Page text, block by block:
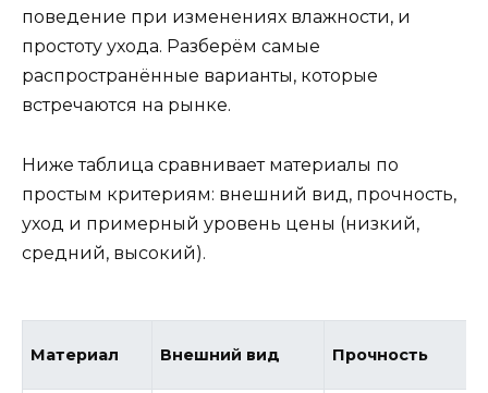
поведение при изменениях влажности, и
простоту ухода. Разберём самые
распространённые варианты, которые
встречаются на рынке.
Ниже таблица сравнивает материалы по
простым критериям: внешний вид, прочность,
уход и примерный уровень цены (низкий,
средний, высокий).
Материал Внешний вид Прочность